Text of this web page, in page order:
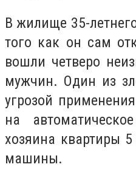
В жилище 35-
того как он сам
вошли четверо
мужчин. Один из
угрозой
на
хозяина квартиры
машины.